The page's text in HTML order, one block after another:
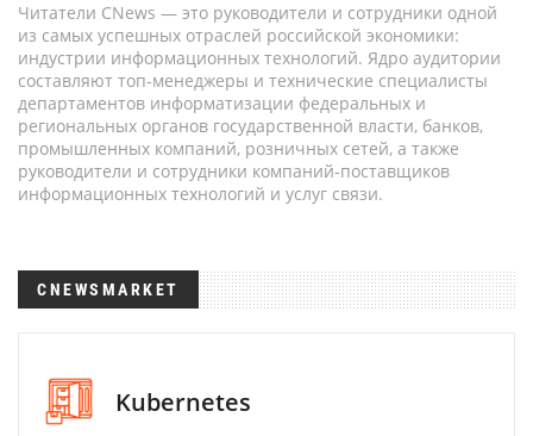
Читатели CNews — это руководители и сотрудники одной
из самых успешных отраслей российской экономики:
индустрии информационных технологий. Ядро аудитории
составляют топ-менеджеры и технические специалисты
департаментов информатизации федеральных и
региональных органов государственной власти, банков,
промышленных компаний, розничных сетей, а также
руководители и сотрудники компаний-поставщиков
информационных технологий и услуг связи.
CNEWSMARKET
Kubernetes